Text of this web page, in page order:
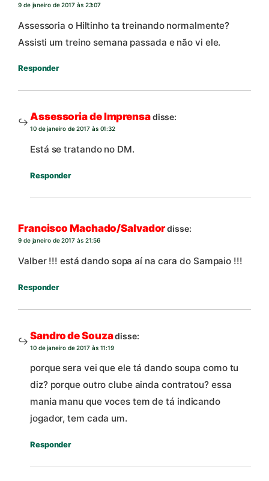
9 de janeiro de 2017 às 23:07
Assessoria o Hiltinho ta treinando normalmente?
Assisti um treino semana passada e não vi ele.
Responder
Assessoria de Imprensadisse:
10 de janeiro de 2017 às 01:32
Está se tratando no DM.
Responder
Francisco Machado/Salvadordisse:
9 de janeiro de 2017 às 21:56
Valber !!! está dando sopa aí na cara do Sampaio !!!
Responder
Sandro de Souzadisse:
10 de janeiro de 2017 às 11:19
porque sera vei que ele tá dando soupa como tu
diz? porque outro clube ainda contratou? essa
mania manu que voces tem de tá indicando
jogador, tem cada um.
Responder